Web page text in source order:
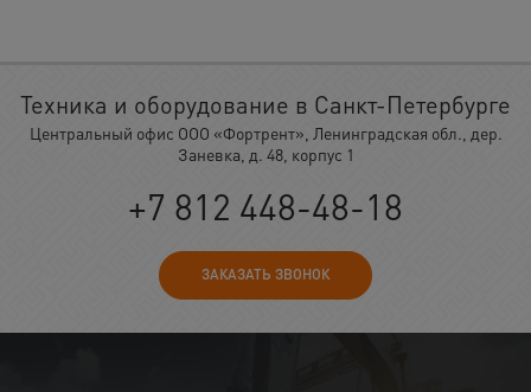
Техника и оборудование в Санкт-Петербурге
Центральный офис ООО «Фортрент», Ленинградская обл., дер.
Заневка, д. 48, корпус 1
+7 812 448-48-18
ЗАКАЗАТЬ ЗВОНОК